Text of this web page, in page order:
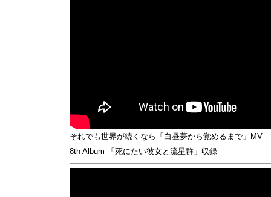
それでも世界が続くなら「白昼夢から覚めるまで」MV
8th Album 「死にたい彼女と流星群」収録